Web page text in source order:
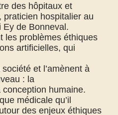
des hôpitaux et
praticien hospitalier au
Ey de Bonneval.
les problèmes éthiques
artificielles, qui
et l’amènent à
: la
conception humaine.
médicale qu’il
des enjeux éthiques